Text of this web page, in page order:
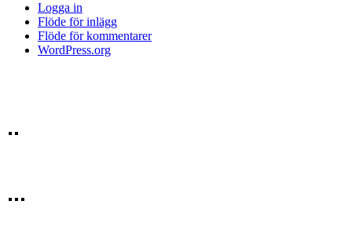
Logga in
Flöde för inlägg
Flöde för kommentarer
WordPress.org